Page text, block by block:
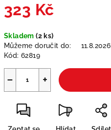
323 Kč
cena:
Skladem(2 ks)
Můžeme doručit do:
11.8.2026
Kód: 62819
+
−